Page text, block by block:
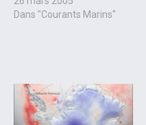
Dans "Courants Marins"